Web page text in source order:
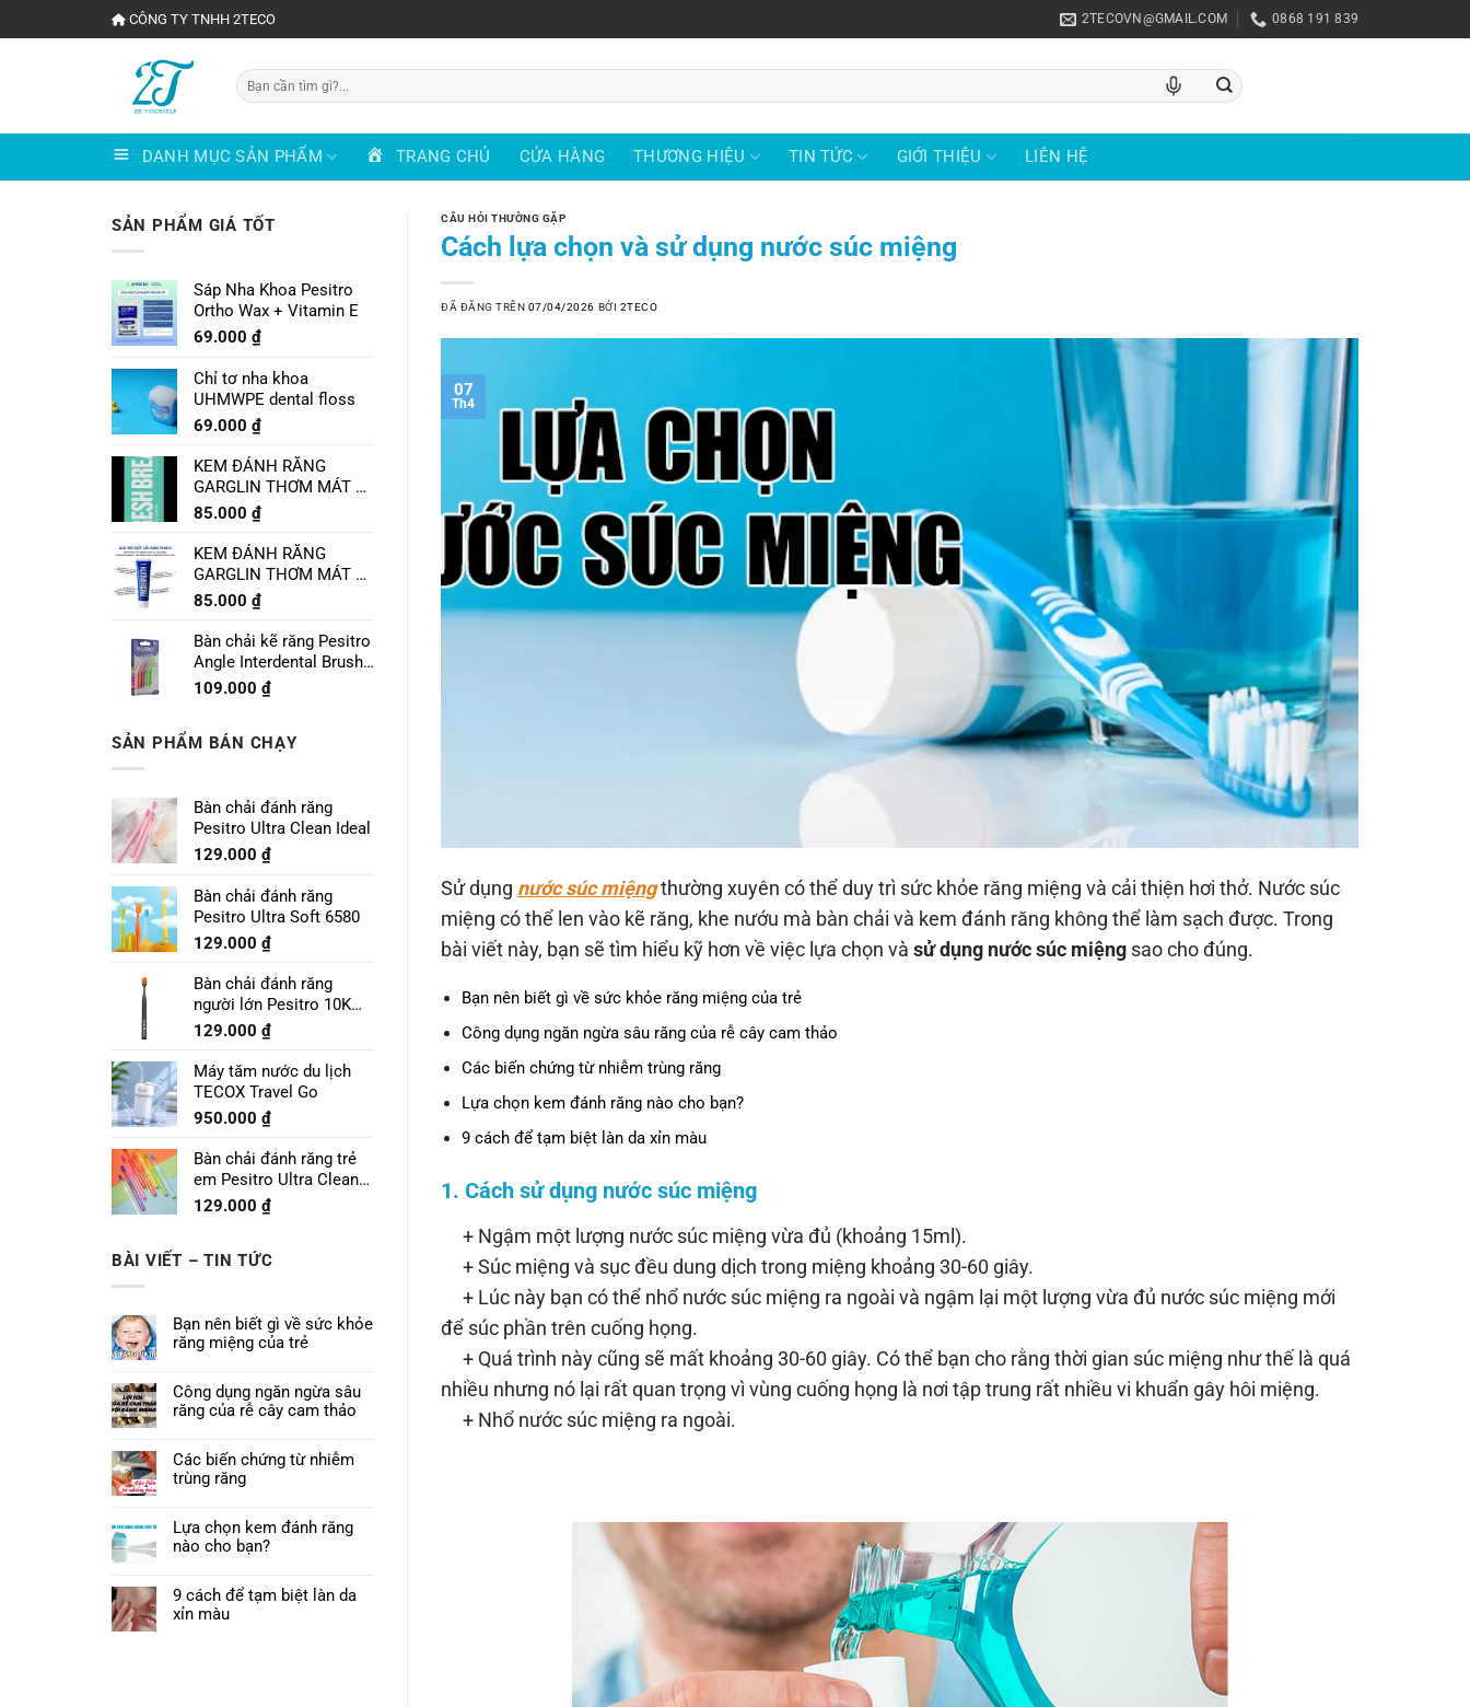
đến
CÔNG TY TNHH 2TECO 2TECOVN@GMAIL.COM 0868 191 839
Tìm
kiếm:
DANH MỤC SẢN PHẨM TRANG CHỦ CỬA HÀNG THƯƠNG HIỆU TIN TỨC GIỚI THIỆU LIÊN HỆ
SẢN PHẨM GIÁ TỐT
Sáp Nha Khoa Pesitro
Ortho Wax + Vitamin E
69.000 ₫
Chỉ tơ nha khoa
UHMWPE dental floss
69.000 ₫
KEM ĐÁNH RĂNG
GARGLIN THƠM MÁT VỊ
CHANH LIME MINT
85.000 ₫
KEM ĐÁNH RĂNG
GARGLIN THƠM MÁT VỊ
BẠC HÀ SPEARMINT
85.000 ₫
Bàn chải kẽ răng Pesitro
Angle Interdental Brush
Size 1 - 0.7mm
109.000 ₫
SẢN PHẨM BÁN CHẠY
Bàn chải đánh răng
Pesitro Ultra Clean Ideal
129.000 ₫
Bàn chải đánh răng
Pesitro Ultra Soft 6580
129.000 ₫
Bàn chải đánh răng
người lớn Pesitro 10K
Pro
129.000 ₫
Máy tăm nước du lịch
TECOX Travel Go
950.000 ₫
Bàn chải đánh răng trẻ
em Pesitro Ultra Clean
Prime 7680
129.000 ₫
BÀI VIẾT – TIN TỨC
Bạn nên biết gì về sức khỏe
răng miệng của trẻ
Công dụng ngăn ngừa sâu
răng của rễ cây cam thảo
Các biến chứng từ nhiễm
trùng răng
Lựa chọn kem đánh răng
nào cho bạn?
9 cách để tạm biệt làn da
xỉn màu
CÂU HỎI THƯỜNG GẶP
Cách lựa chọn và sử dụng nước súc miệng
ĐÃ ĐĂNG TRÊN 07/04/2026 BỞI 2TECO
07
Th4
Sử dụng nước súc miệngthường xuyên có thể duy trì sức khỏe răng miệng và cải thiện hơi thở. Nước súc
miệng có thể len vào kẽ răng, khe nướu mà bàn chải và kem đánh răng không thể làm sạch được. Trong
bài viết này, bạn sẽ tìm hiểu kỹ hơn về việc lựa chọn và sử dụng nước súc miệng sao cho đúng.
Bạn nên biết gì về sức khỏe răng miệng của trẻ
Công dụng ngăn ngừa sâu răng của rễ cây cam thảo
Các biến chứng từ nhiễm trùng răng
Lựa chọn kem đánh răng nào cho bạn?
9 cách để tạm biệt làn da xỉn màu
1. Cách sử dụng nước súc miệng
+ Ngậm một lượng nước súc miệng vừa đủ (khoảng 15ml).
+ Súc miệng và sục đều dung dịch trong miệng khoảng 30-60 giây.
+ Lúc này bạn có thể nhổ nước súc miệng ra ngoài và ngậm lại một lượng vừa đủ nước súc miệng mới
để súc phần trên cuống họng.
+ Quá trình này cũng sẽ mất khoảng 30-60 giây. Có thể bạn cho rằng thời gian súc miệng như thế là quá
nhiều nhưng nó lại rất quan trọng vì vùng cuống họng là nơi tập trung rất nhiều vi khuẩn gây hôi miệng.
+ Nhổ nước súc miệng ra ngoài.